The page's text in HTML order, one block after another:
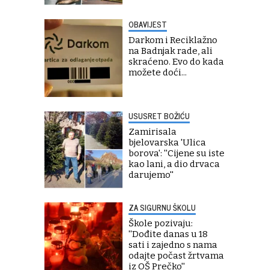
OBAVIJEST
Darkom i Reciklažno
na Badnjak rade, ali
skraćeno. Evo do kada
možete doći...
USUSRET BOŽIĆU
Zamirisala
bjelovarska 'Ulica
borova': ''Cijene su iste
kao lani, a dio drvaca
darujemo''
ZA SIGURNU ŠKOLU
Škole pozivaju:
''Dođite danas u 18
sati i zajedno s nama
odajte počast žrtvama
iz OŠ Prečko''